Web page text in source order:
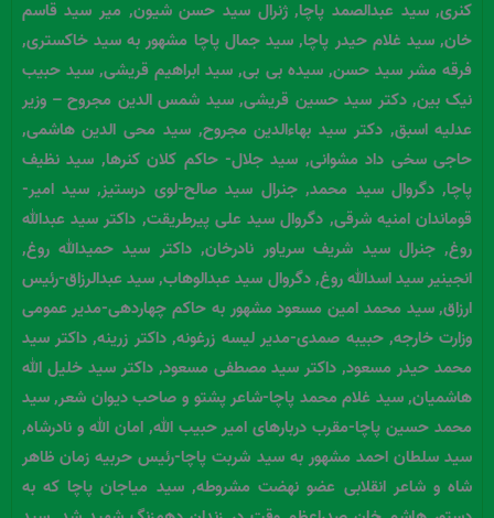
کنری, سید عبدالصمد پاچا, ژنرال سید حسن شیون, میر سید قاسم
خان, سید غلام حیدر پاچا, سید جمال پاچا مشهور به سید خاکستری,
فرقه مشر سید حسن, سیده بی بی, سید ابراهیم قریشی, سید حبیب
نیک بین, دکتر سید حسین قریشی, سید شمس الدین مجروح – وزیر
عدلیه اسبق, دکتر سید بهاءالدین مجروح, سید محی الدین هاشمی,
حاجی سخی داد مشوانی, سید جلال- حاکم کلان کنرها, سید نظیف
پاچا, دگروال سید محمد, جنرال سید صالح-لوی درستیز, سید امیر-
قوماندان امنیه شرقی, دگروال سید علی پیرطریقت, داکتر سید عبدالله
روغ, جنرال سید شریف سریاور نادرخان, داکتر سید حمیدالله روغ,
انجینیر سید اسدالله روغ, دگروال سید عبدالوهاب, سید عبدالرزاق-رئیس
ارزاق, سید محمد امین مسعود مشهور به حاکم چهاردهی-مدیر عمومی
وزارت خارجه, حبیبه صمدی-مدیر لیسه زرغونه, داکتر زرینه, داکتر سید
محمد حیدر مسعود, داکتر سید مصطفی مسعود, داکتر سید خلیل الله
هاشمیان, سید غلام محمد پاچا-شاعر پشتو و صاحب دیوان شعر, سید
محمد حسین پاچا-مقرب دربارهای امیر حبیب الله, امان الله و نادرشاه,
سید سلطان احمد مشهور به سید شربت پاچا-رئیس حربیه زمان ظاهر
شاه و شاعر انقلابی عضو نهضت مشروطه, سید میاجان پاچا که به